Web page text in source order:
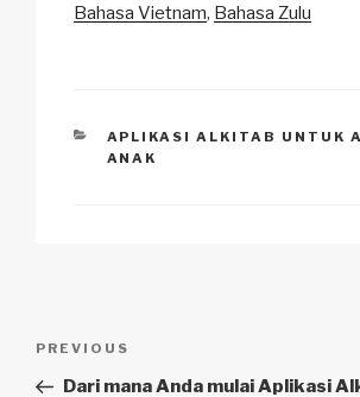
Bahasa Vietnam Bahasa Zulu
CATEGORIES
APLIKASI ALKITAB UNTUK
ANAK
Previous
Post
PREVIOUS
Dari mana Anda mulai Aplikasi